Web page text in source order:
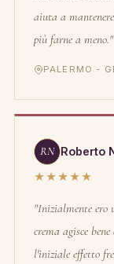
aiuta a
più farne a meno."
PALERMO -
RN Roberto
★★★★★
"Inizialmente ero
crema agisce
l'iniziale effetto